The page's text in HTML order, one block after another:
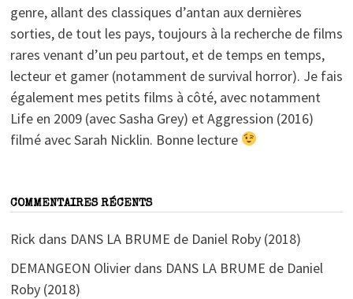
genre, allant des classiques d’antan aux dernières
sorties, de tout les pays, toujours à la recherche de films
rares venant d’un peu partout, et de temps en temps,
lecteur et gamer (notamment de survival horror). Je fais
également mes petits films à côté, avec notamment
Life en 2009 (avec Sasha Grey) et Aggression (2016)
filmé avec Sarah Nicklin. Bonne lecture
COMMENTAIRES RÉCENTS
Rick dans DANS LA BRUME de Daniel Roby (2018)
DEMANGEON Olivierdans DANS LA BRUME de Daniel
Roby (2018)